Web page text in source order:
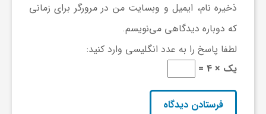
ذخیره نام، ایمیل و وبسایت من در مرورگر برای زمانی
که دوباره دیدگاهی می‌نویسم.
لطفا پاسخ را به عدد انگلیسی وارد کنید:
یک × 4 =